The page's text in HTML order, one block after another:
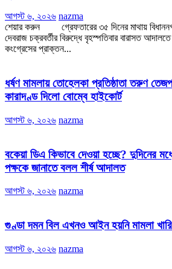
আগস্ট ৬, ২০২৬ nazma
শেয়ার করুন গ্রেফতারের ৩৫ দিনের মাথায়
দেবরাজ চক্রবর্তীর বিরুদ্ধে বৃহস্পতিবার বারাসত
কংগ্রেসের প্রাক্তন...
ধর্ষণ মামলায় তোহেলকা প্রতিষ্ঠাতা তরুণ
কারাদণ্ড দিলো বোম্বে হাইকোর্ট
আগস্ট ৬, ২০২৬ nazma
বকেয়া ডিএ কিভাবে দেওয়া হচ্ছে? দুদিনের
পক্ষকে জানাতে বলল শীর্ষ আদালত
আগস্ট ৬, ২০২৬ nazma
গুণ্ডা দমন বিল এখনও আইন হয়নি মামলা
আগস্ট ৬, ২০২৬ nazma